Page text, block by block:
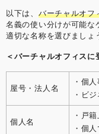
以下は、 バーチャルオフ
名義の使い分けが可能な
適切な名称を選びましょ
＜バーチャルオフィスに
屋号・法人名
・個
・ビ
個人名
・戸
・個